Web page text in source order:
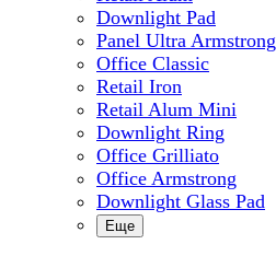
Downlight Pad
Panel Ultra Armstrong
Office Classic
Retail Iron
Retail Alum Mini
Downlight Ring
Office Grilliato
Office Armstrong
Downlight Glass Pad
Еще